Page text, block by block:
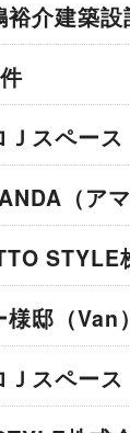
介建築設
Ｊスペー
（アマ
STYLE
邸（Van）
Ｊスペー